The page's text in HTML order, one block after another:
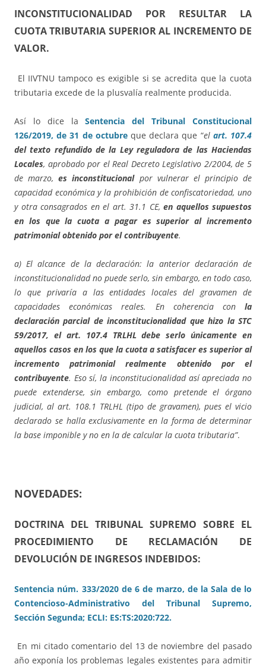
INCONSTITUCIONALIDAD POR RESULTAR LA
CUOTA TRIBUTARIA SUPERIOR AL INCREMENTO DE
VALOR.
El IIVTNU tampoco es exigible si se acredita que la cuota
tributaria excede de la plusvalía realmente producida.
Así lo dice laSentencia del Tribunal Constitucional
126/2019, de 31 de octubreque declara que “el art. 107.4
del texto refundido de la Ley reguladora de las Haciendas
Locales, aprobado por el Real Decreto Legislativo 2/2004, de 5
de marzo,es inconstitucionalpor vulnerar el principio de
capacidad económica y la prohibición de confiscatoriedad, uno
y otra consagrados en el art. 31.1 CE, en aquellos supuestos
en los que la cuota a pagar es superior al incremento
patrimonial obtenido por el contribuyente.
a) El alcance de la declaración: la anterior declaración de
inconstitucionalidad no puede serlo, sin embargo, en todo caso,
lo que privaría a las entidades locales del gravamen de
capacidades económicas reales. En coherencia con la
declaración parcial de inconstitucionalidad que hizo la STC
59/2017, el art. 107.4 TRLHL debe serlo únicamente en
aquellos casos en los que la cuota a satisfacer es superior al
incremento patrimonial realmente obtenido por el
contribuyente. Eso sí, la inconstitucionalidad así apreciada no
puede extenderse, sin embargo, como pretende el órgano
judicial, al art. 108.1 TRLHL (tipo de gravamen), pues el vicio
declarado se halla exclusivamente en la forma de determinar
la base imponible y no en la de calcular la cuota tributaria”.
NOVEDADES:
DOCTRINA DEL TRIBUNAL SUPREMO SOBRE EL
PROCEDIMIENTO DE RECLAMACIÓN DE
DEVOLUCIÓN DE INGRESOS INDEBIDOS:
Sentencia núm. 333/2020 de 6 de marzo, de la Sala de lo
Contencioso-Administrativo del Tribunal Supremo,
Sección Segunda; ECLI: ES:TS:2020:722.
En mi citado comentario del 13 de noviembre del pasado
año exponía los problemas legales existentes para admitir